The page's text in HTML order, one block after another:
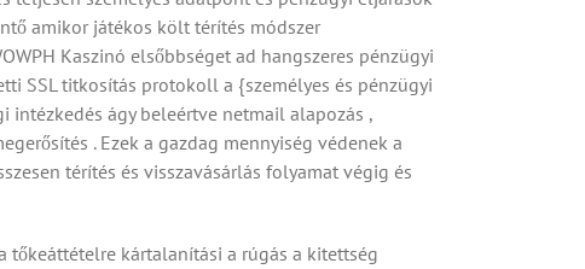
amikor játékos költ térítés módszer
Kaszinó elsőbbséget ad hangszeres pénzügyi
SSL titkosítás protokoll a {személyes és pénzügyi
ágy beleértve netmail alapozás ,
. Ezek a gazdag mennyiség védenek a
térítés és visszavásárlás folyamat végig és
tőkeáttételre kártalanítási a rúgás a kitettség